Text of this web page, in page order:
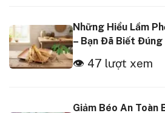
Những Hiểu Lầm
– Bạn Đã Biết Đúng
👁 47 lượt xem
Giảm Béo An Toàn